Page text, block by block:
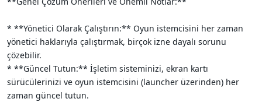
* **Yönetici Olarak Çalıştırın:** Oyun istemcisini her zaman
yönetici haklarıyla çalıştırmak, birçok izne dayalı sorunu
çözebilir.
* **Güncel Tutun:** İşletim sisteminizi, ekran kartı
sürücülerinizi ve oyun istemcisini (launcher üzerinden) her
zaman güncel tutun.